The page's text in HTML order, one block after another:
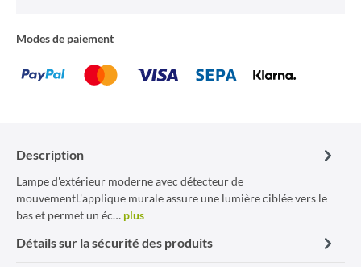
Modes de paiement
Description
Lampe d'extérieur moderne avec détecteur de
mouvementL'applique murale assure une lumière ciblée vers le
bas et permet un éc… plus
Détails sur la sécurité des produits